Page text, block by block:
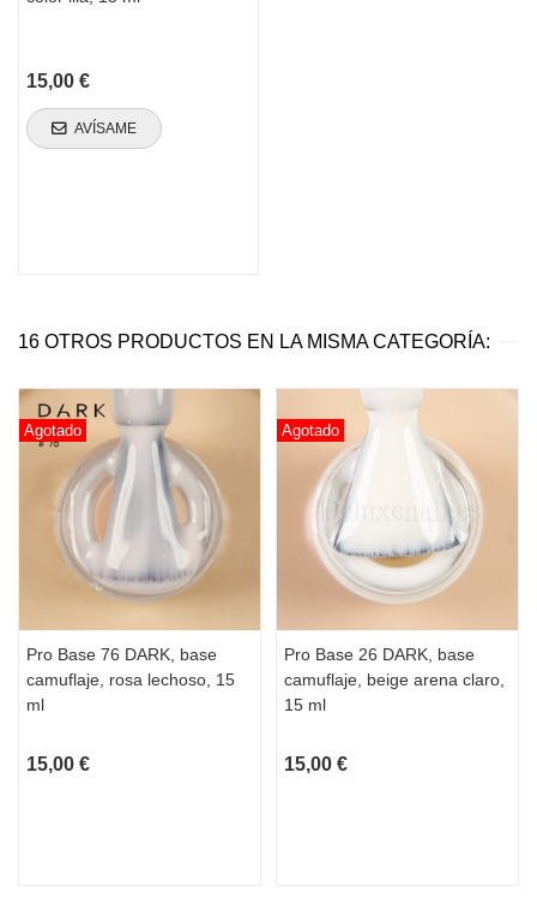
15,00 €
AVÍSAME
16 OTROS PRODUCTOS EN LA MISMA CATEGORÍA:
Agotado
Pro Base 76 DARK, base
camuflaje, rosa lechoso, 15
ml
15,00 €
Agotado
Pro Base 26 DARK, base
camuflaje, beige arena claro,
15 ml
15,00 €